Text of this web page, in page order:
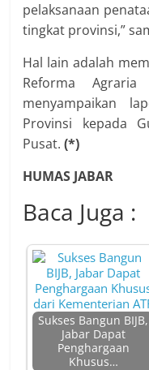
pelaksanaan
tingkat provinsi,”
Hal lain adalah
Reforma
menyampaikan
Provinsi kepada
Pusat.(*)
HUMAS JABAR
Baca Juga :
Sukses Bangun BIJB,
Jabar Dapat
Penghargaan
Khusus…